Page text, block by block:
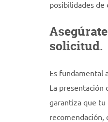
posibilidades de
solicitud.
Es fundamental
La presentación
garantiza que tu
recomendación,